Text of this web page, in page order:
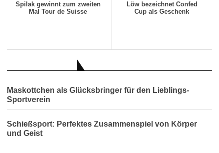
Spilak gewinnt zum zweiten
Mal Tour de Suisse
Löw bezeichnet Confed
Cup als Geschenk
Maskottchen als Glücksbringer für den Lieblings-
Sportverein
Schießsport: Perfektes Zusammenspiel von Körper
und Geist